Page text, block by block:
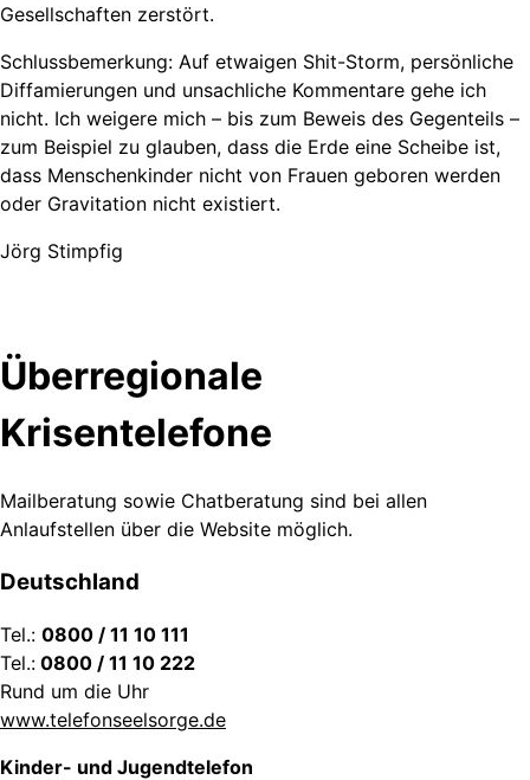
Gesellschaften zerstört.
Schlussbemerkung: Auf etwaigen Shit-Storm, persönliche
Diffamierungen und unsachliche Kommentare gehe ich
nicht. Ich weigere mich – bis zum Beweis des Gegenteils –
zum Beispiel zu glauben, dass die Erde eine Scheibe ist,
dass Menschenkinder nicht von Frauen geboren werden
oder Gravitation nicht existiert.
Jörg Stimpfig
Überregionale
Krisentelefone
Mailberatung sowie Chatberatung sind bei allen
Anlaufstellen über die Website möglich.
Deutschland
Tel.: 0800 / 11 10 111
Tel.: 0800 / 11 10 222
Rund um die Uhr
www.telefonseelsorge.de
Kinder- und Jugendtelefon